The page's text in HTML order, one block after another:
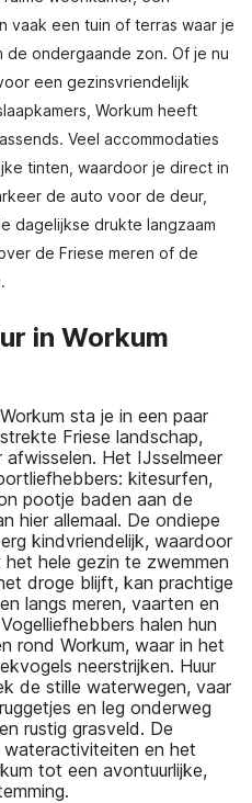
vaak een tuin of terras waar je
ondergaande zon. Of je nu
een gezinsvriendelijk
Workum heeft
Veel accommodaties
tinten, waardoor je direct in
de auto voor de deur,
dagelijkse drukte langzaam
de Friese meren of de
in Workum
sta je in een paar
Friese landschap,
Het IJsselmeer
kitesurfen,
pootje baden aan de
hier allemaal. De ondiepe
kindvriendelijk, waardoor
hele gezin te zwemmen
droge blijft, kan prachtige
langs meren, vaarten en
halen hun
rond Workum, waar in het
neerstrijken. Huur
de stille waterwegen, vaar
en leg onderweg
rustig grasveld. De
en het
tot een avontuurlijke,